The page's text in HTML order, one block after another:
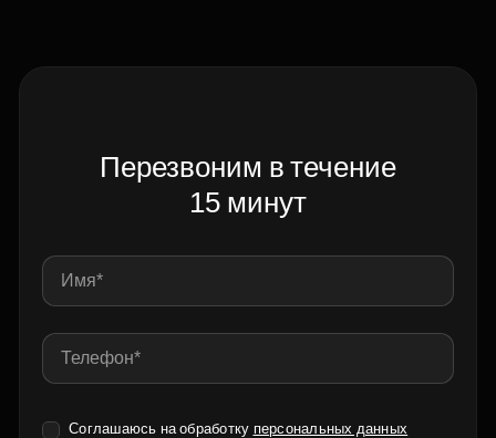
Перезвоним в течение
15 минут
Соглашаюсь на обработку персональных данных